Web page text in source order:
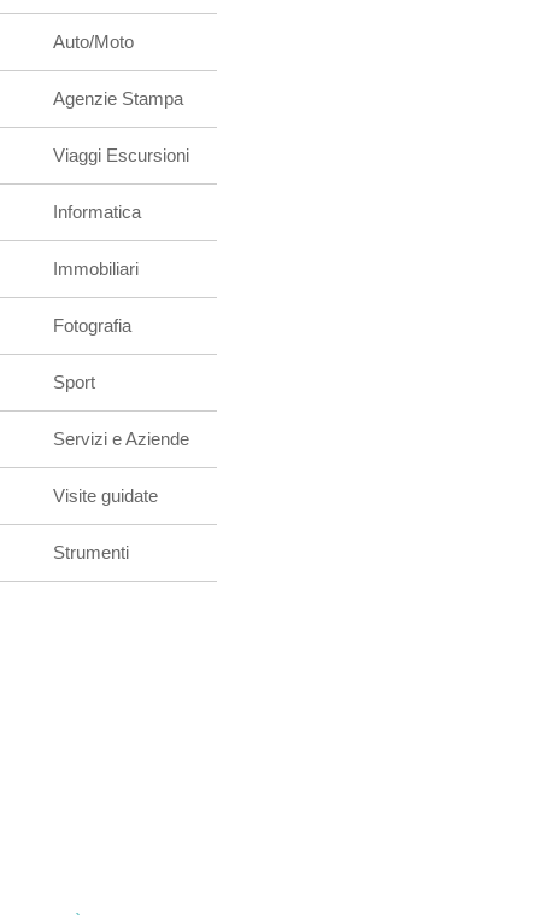
Auto/Moto
Agenzie Stampa
Viaggi Escursioni
Informatica
Immobiliari
Fotografia
Sport
Servizi e Aziende
Visite guidate
Strumenti